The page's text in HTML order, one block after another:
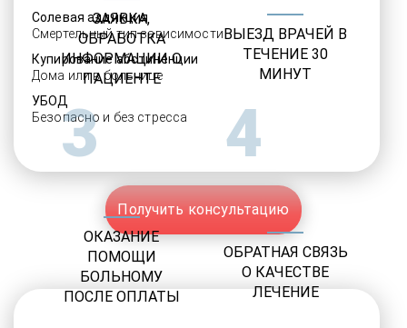
Солевая аддикция
Смертельный тип зависимости
Купирование абстиненции
Дома или в больнице
УБОД
Безопасно и без стресса
Получить консультацию
ЗАЯВКА,
ОБРАБОТКА
ИНФОРМАЦИИ О
ПАЦИЕНТЕ
ВЫЕЗД ВРАЧЕЙ В
ТЕЧЕНИЕ 30
МИНУТ
3
ОКАЗАНИЕ
ПОМОЩИ
БОЛЬНОМУ
ПОСЛЕ ОПЛАТЫ
4
ОБРАТНАЯ СВЯЗЬ
О КАЧЕСТВЕ
ЛЕЧЕНИЕ